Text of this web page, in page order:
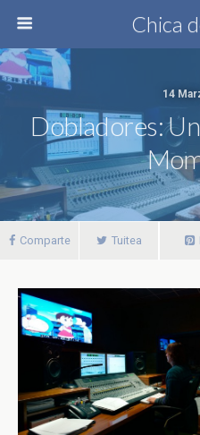
Chica
14
Dobladores:
Comparte Tuitea